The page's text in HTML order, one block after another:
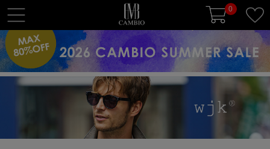
0
t
o
g
l